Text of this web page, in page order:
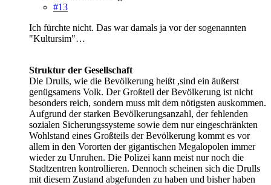
#13
Ich fürchte nicht. Das war damals ja vor der sogenannten
"Kultursim"…
Struktur der Gesellschaft
Die Drulls, wie die Bevölkerung heißt ,sind ein äußerst
genügsamens Volk. Der Großteil der Bevölkerung ist nicht
besonders reich, sondern muss mit dem nötigsten auskommen.
Aufgrund der starken Bevölkerungsanzahl, der fehlenden
sozialen Sicherungssysteme sowie dem nur eingeschränkten
Wohlstand eines Großteils der Bevölkerung kommt es vor
allem in den Vororten der gigantischen Megalopolen immer
wieder zu Unruhen. Die Polizei kann meist nur noch die
Stadtzentren kontrollieren. Dennoch scheinen sich die Drulls
mit diesem Zustand abgefunden zu haben und bisher haben